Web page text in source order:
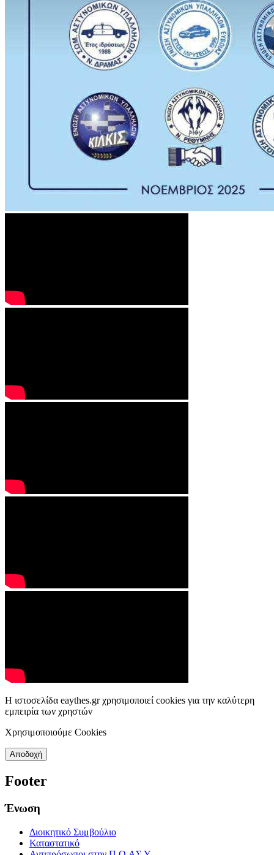
Η ιστοσελίδα eaythes.gr χρησιμοποιεί cookies για την καλύτερη
εμπειρία των χρηστών
Χρησιμοποιούμε Cookies
Αποδοχή
Footer
Ένωση
Διοικητικό Συμβούλιο
Καταστατικό